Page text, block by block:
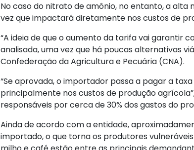
No caso do nitrato de amônio, no entanto, a
vez que impactará diretamente nos custos de
“A ideia de que o aumento da tarifa vai garantir
analisada, uma vez que há poucas alternativas
Confederação da Agricultura e Pecuária (CNA).
“Se aprovada, o importador passa a pagar a
principalmente nos custos de produção
responsáveis por cerca de 30% dos gastos do
Ainda de acordo com a entidade,
importado, o que torna os produtores